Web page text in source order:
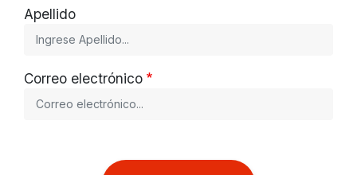
Apellido
Correo electrónico